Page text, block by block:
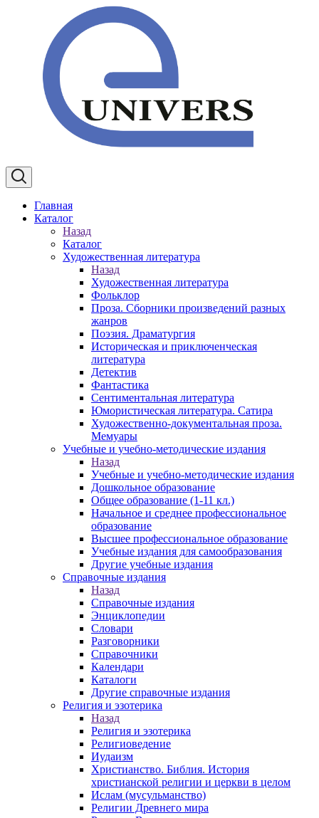
Главная
Каталог
Назад
Каталог
Художественная литература
Назад
Художественная литература
Фольклор
Проза. Сборники произведений разных
жанров
Поэзия. Драматургия
Историческая и приключенческая
литература
Детектив
Фантастика
Сентиментальная литература
Юмористическая литература. Сатира
Художественно-документальная проза.
Мемуары
Учебные и учебно-методические издания
Назад
Учебные и учебно-методические издания
Дошкольное образование
Общее образование (1-11 кл.)
Начальное и среднее профессиональное
образование
Высшее профессиональное образование
Учебные издания для самообразования
Другие учебные издания
Справочные издания
Назад
Справочные издания
Энциклопедии
Словари
Разговорники
Справочники
Календари
Каталоги
Другие справочные издания
Религия и эзотерика
Назад
Религия и эзотерика
Религиоведение
Иудаизм
Христианство. Библия. История
христианской религии и церкви в целом
Ислам (мусульманство)
Религии Древнего мира